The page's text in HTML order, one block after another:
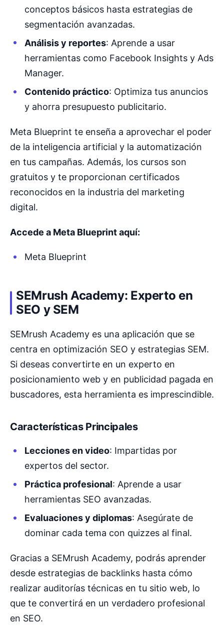
conceptos básicos hasta estrategias de
segmentación avanzadas.
Análisis y reportes: Aprende a usar
herramientas como Facebook Insights y Ads
Manager.
Contenido práctico: Optimiza tus anuncios
y ahorra presupuesto publicitario.
Meta Blueprint te enseña a aprovechar el poder
de la inteligencia artificial y la automatización
en tus campañas. Además, los cursos son
gratuitos y te proporcionan certificados
reconocidos en la industria del marketing
digital.
Accede a Meta Blueprint aquí:
Meta Blueprint
SEMrush Academy: Experto en
SEO y SEM
SEMrush Academy es una aplicación que se
centra en optimización SEO y estrategias SEM.
Si deseas convertirte en un experto en
posicionamiento web y en publicidad pagada en
buscadores, esta herramienta es imprescindible.
Características Principales
Lecciones en video: Impartidas por
expertos del sector.
Práctica profesional: Aprende a usar
herramientas SEO avanzadas.
Evaluaciones y diplomas: Asegúrate de
dominar cada tema con quizzes al final.
Gracias a SEMrush Academy, podrás aprender
desde estrategias de backlinks hasta cómo
realizar auditorías técnicas en tu sitio web, lo
que te convertirá en un verdadero profesional
en SEO.